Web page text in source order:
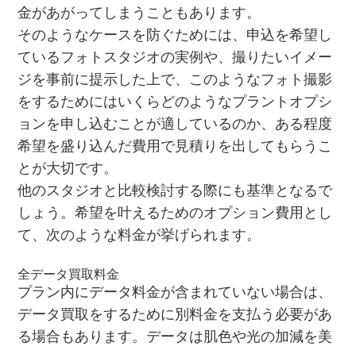
金があがってしまうこともあります。
そのようなケースを防ぐためには、申込を希望し
ているフォトスタジオの実例や、撮りたいイメー
ジを事前に提示した上で、このようなフォト撮影
をするためにはいくらどのようなプラントオプシ
ョンを申し込むことが適しているのか、ある程度
希望を盛り込んだ費用で見積りを出してもらうこ
とが大切です。
他のスタジオと比較検討する際にも基準となるで
しょう。希望を叶えるためのオプション費用とし
て、次のような料金が挙げられます。
全データ買取料金
プラン内にデータ料金が含まれていない場合は、
データ買取をするために別料金を支払う必要があ
る場合もあります。データは肌色や光の加減を美